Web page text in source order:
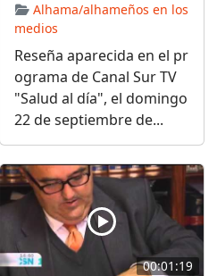
Alhama/alhameños en los
medios
Reseña aparecida en el pr
ograma de Canal Sur TV
"Salud al día", el domingo
22 de septiembre de...
00:01:19